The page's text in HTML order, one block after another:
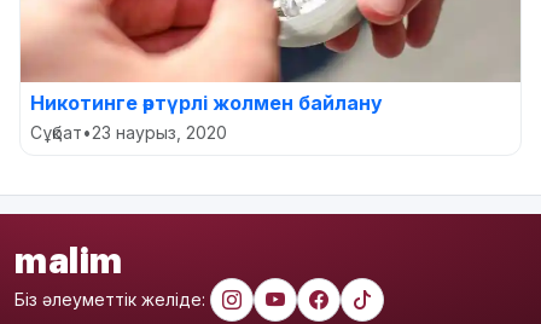
Никотинге әртүрлі жолмен байлану
Сұқбат•23 наурыз, 2020
malim
Біз әлеуметтік желіде: